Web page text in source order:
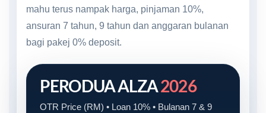
mahu terus nampak harga, pinjaman 10%,
ansuran 7 tahun, 9 tahun dan anggaran bulanan
bagi pakej 0% deposit.
PERODUA ALZA2026
OTR Price (RM) • Loan 10% • Bulanan 7 & 9